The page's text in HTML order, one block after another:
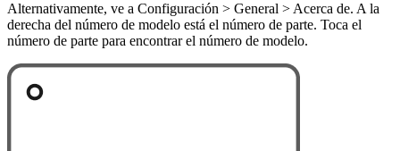
Alternativamente, ve a Configuración > General > Acerca de. A la
derecha del número de modelo está el número de parte. Toca el
número de parte para encontrar el número de modelo.